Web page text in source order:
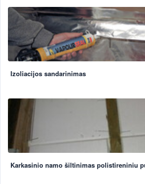
Izoliacijos sandarinimas
Karkasinio namo šiltinimas polistireniniu